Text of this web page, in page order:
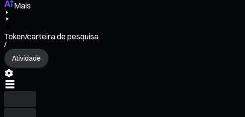
Mais
Token/carteira de pesquisa
/
Atividade